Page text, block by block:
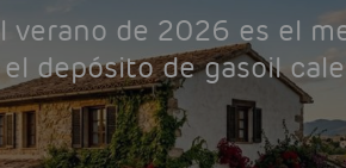
verano de 2026 es el
depósito de gasoil